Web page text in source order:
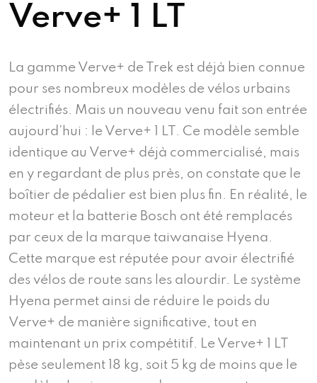
Verve+ 1 LT
La gamme Verve+ de Trek est déjà bien connue
pour ses nombreux modèles de vélos urbains
électrifiés. Mais un nouveau venu fait son entrée
aujourd’hui : le Verve+ 1 LT. Ce modèle semble
identique au Verve+ déjà commercialisé, mais
en y regardant de plus près, on constate que le
boîtier de pédalier est bien plus fin. En réalité, le
moteur et la batterie Bosch ont été remplacés
par ceux de la marque taiwanaise Hyena.
Cette marque est réputée pour avoir électrifié
des vélos de route sans les alourdir. Le système
Hyena permet ainsi de réduire le poids du
Verve+ de manière significative, tout en
maintenant un prix compétitif. Le Verve+ 1 LT
pèse seulement 18 kg, soit 5 kg de moins que le